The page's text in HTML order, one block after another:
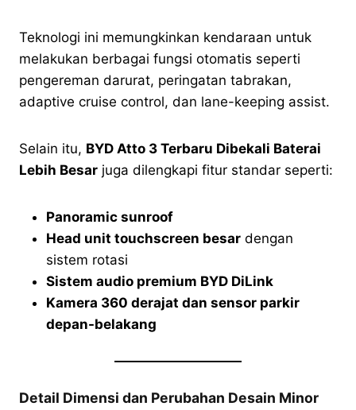
Teknologi ini memungkinkan kendaraan untuk
melakukan berbagai fungsi otomatis seperti
pengereman darurat, peringatan tabrakan,
adaptive cruise control, dan lane-keeping assist.
Selain itu, BYD Atto 3 Terbaru Dibekali Baterai
Lebih Besar juga dilengkapi fitur standar seperti:
Panoramic sunroof
Head unit touchscreen besar dengan
sistem rotasi
Sistem audio premium BYD DiLink
Kamera 360 derajat dan sensor parkir
depan-belakang
Detail Dimensi dan Perubahan Desain Minor